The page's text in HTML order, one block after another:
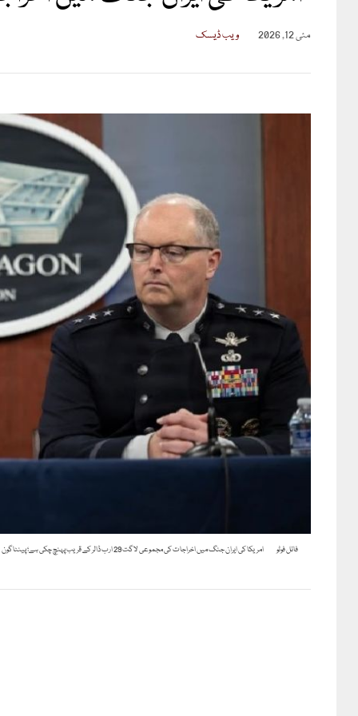
مئی 12, 2026 ویب ڈیسک
فائل فوٹو امریکا کی ایران جنگ میں اخراجات کی مجموعی لاگت 29 ارب ڈالر کے قریب پہنچ چکی ہے؛ پینٹاگون